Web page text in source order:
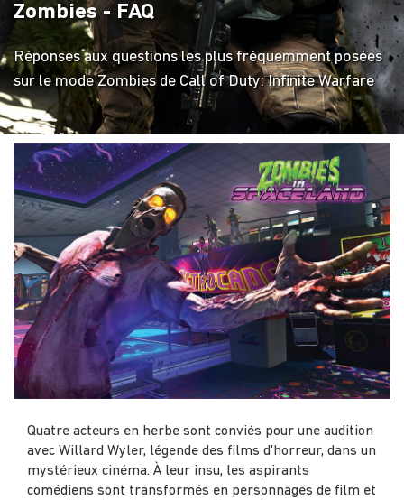
Zombies - FAQ
Réponses aux questions les plus fréquemment posées
sur le mode Zombies de Call of Duty: Infinite Warfare
Quatre acteurs en herbe sont conviés pour une audition
avec Willard Wyler, légende des films d'horreur, dans un
mystérieux cinéma. À leur insu, les aspirants
comédiens sont transformés en personnages de film et